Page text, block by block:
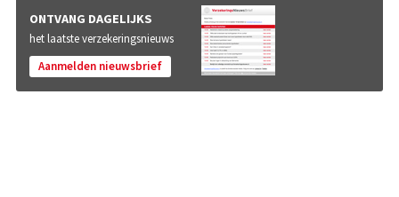
ONTVANG DAGELIJKS
het laatste verzekeringsnieuws
Aanmelden nieuwsbrief